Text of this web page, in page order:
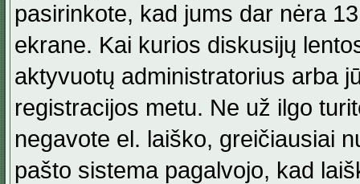
pasirinkote, kad jums dar nėra
ekrane. Kai kurios diskusijų
aktyvuotų administratorius arba
registracijos metu. Ne už ilgo
negavote el. laiško, greičiausiai
pašto sistema pagalvojo, kad